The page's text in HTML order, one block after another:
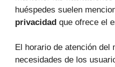
huéspedes suelen
privacidad que ofrece el
El horario de atención del
necesidades de los